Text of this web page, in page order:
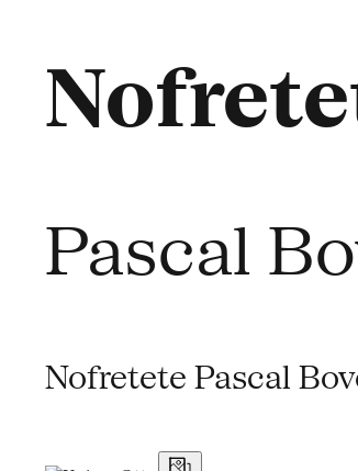
Pascal
Nofretete Pascal